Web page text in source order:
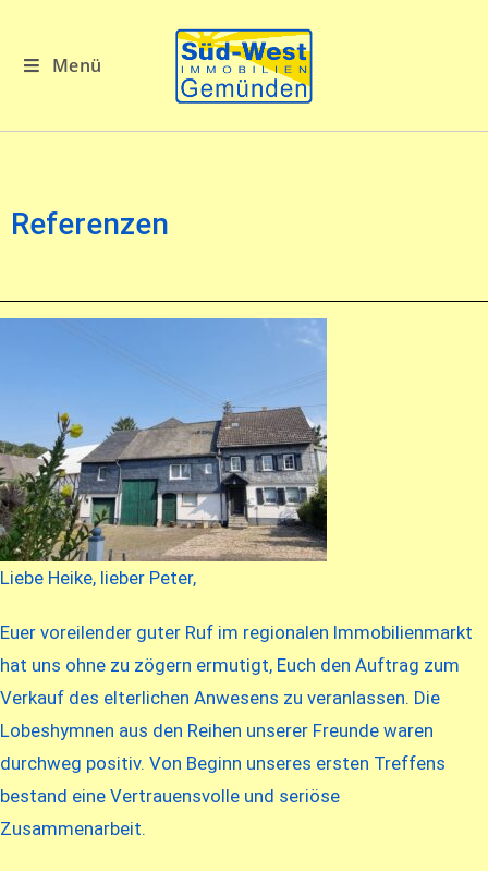
Menü
Referenzen
Liebe Heike, lieber Peter,
Euer voreilender guter Ruf im regionalen Immobilienmarkt
hat uns ohne zu zögern ermutigt, Euch den Auftrag zum
Verkauf des elterlichen Anwesens zu veranlassen. Die
Lobeshymnen aus den Reihen unserer Freunde waren
durchweg positiv. Von Beginn unseres ersten Treffens
bestand eine Vertrauensvolle und seriöse
Zusammenarbeit.